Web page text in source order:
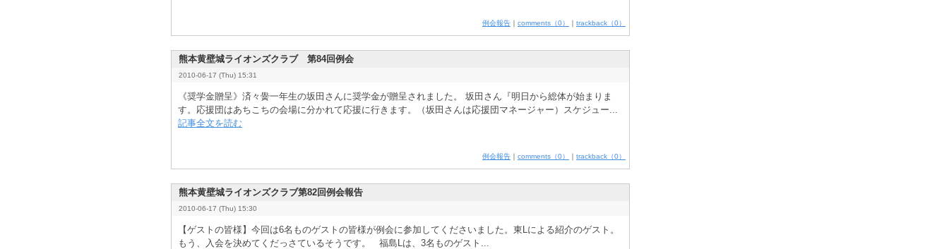
例会報告 ｜ comments（0） ｜ trackback（0）
熊本黄壁城ライオンズクラブ 第84回例会
2010-06-17 (Thu) 15:31
《奨学金贈呈》済々黌一年生の坂田さんに奨学金が贈呈されました。 坂田さん『明日から総体が始まりま
す。応援団はあちこちの会場に分かれて応援に行きます。（坂田さんは応援団マネージャー）スケジュー...
記事全文を読む
例会報告 ｜ comments（0） ｜ trackback（0）
熊本黄壁城ライオンズクラブ第82回例会報告
2010-06-17 (Thu) 15:30
【ゲストの皆様】今回は6名ものゲストの皆様が例会に参加してくださいました。東Lによる紹介のゲスト。
もう、入会を決めてくだっさているそうです。 福島Lは、3名ものゲスト...